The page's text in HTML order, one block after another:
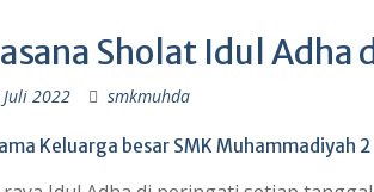
Ringan (TKR) Teknik Sepeda
Teknik Permesinan (TP) Teknik
Desain Komunikasi Visual (DKV)
Sholat Idul Adha
Juli 2022 smkmuhda
Keluarga besar SMK Muhammadiyah